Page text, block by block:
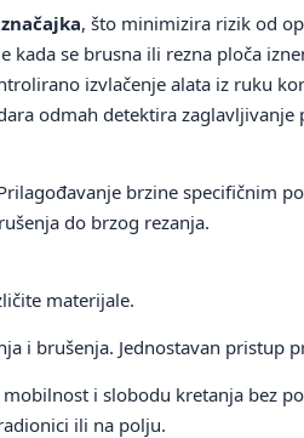
, što minimizira rizik od
kada se brusna ili rezna ploča
izvlačenje alata iz ruku
odmah detektira zaglavljivanje
brzine specifičnim
do brzog rezanja.
materijale.
i brušenja. Jednostavan pristup
i slobodu kretanja bez
ili na polju.